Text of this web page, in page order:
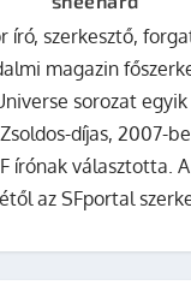
író, szerkesztő,
magazin
sorozat
díjas, 2007-
írónak választotta.
az SFportal